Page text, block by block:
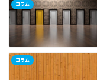
コラム
コラム